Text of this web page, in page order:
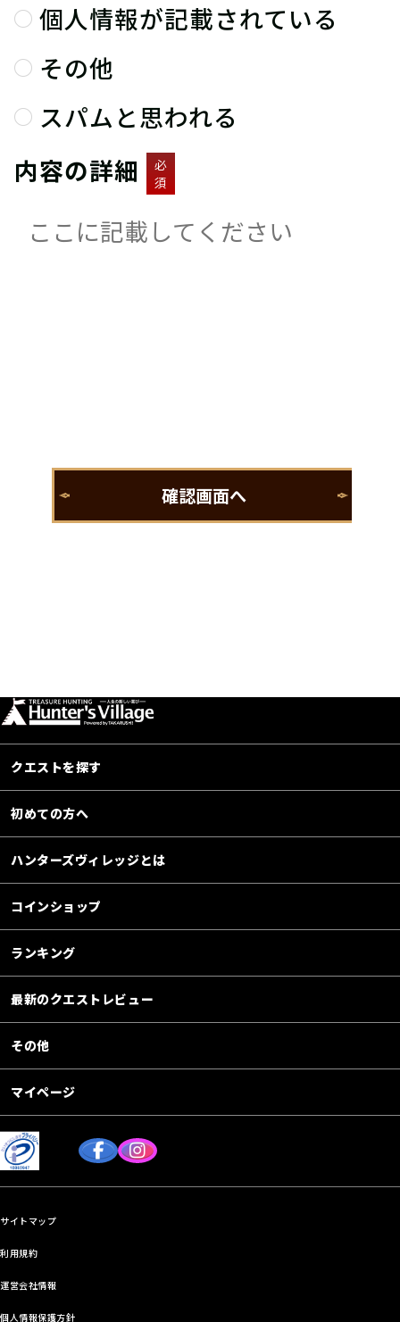
個人情報が記載されている
その他
スパムと思われる
内容の詳細
必
須
クエストを探す
初めての方へ
ハンターズヴィレッジとは
コインショップ
ランキング
最新のクエストレビュー
その他
マイページ
サイトマップ
利用規約
運営会社情報
個人情報保護方針